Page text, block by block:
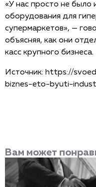
«У нас просто не было
оборудования для
супермаркетов», —
объясняя, как они
касс крупного бизнеса.
Источник: https://
biznes-eto-byuti-
Вам может